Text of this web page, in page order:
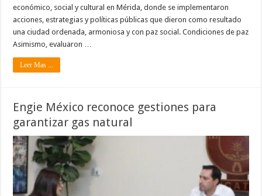
económico, social y cultural en Mérida, donde se implementaron
acciones, estrategias y políticas públicas que dieron como resultado
una ciudad ordenada, armoniosa y con paz social. Condiciones de paz
Asimismo, evaluaron …
Leer Mas ...
Engie México reconoce gestiones para
garantizar gas natural